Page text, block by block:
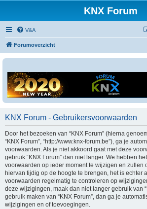
KNX Forum
V&A
Forumoverzicht
KNX Forum - Gebruikersvoorwaarden
Door het bezoeken van “KNX Forum” (hierna
“KNX Forum”, “http://www.knx-forum.be”), ga je
voorwaarden. Als je niet akkoord gaat met deze
gebruik “KNX Forum” dan niet langer. We hebben
voorwaarden op ieder moment te wijzigen en zullen
hiervan tijdig op de hoogte te brengen, het is echter
voorwaarden regelmatig te controleren op
deze wijzigingen, maak dan niet langer gebruik van
gebruik maken van “KNX Forum”, dan ga je
wijzigingen en of toevoegingen.